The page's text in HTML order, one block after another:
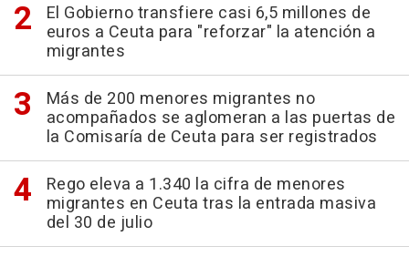
El Gobierno transfiere casi 6,5 millones de
euros a Ceuta para "reforzar" la atención a
migrantes
Más de 200 menores migrantes no
acompañados se aglomeran a las puertas de
la Comisaría de Ceuta para ser registrados
Rego eleva a 1.340 la cifra de menores
migrantes en Ceuta tras la entrada masiva
del 30 de julio